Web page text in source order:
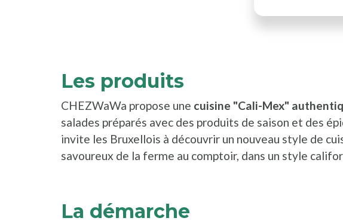
Les produits
CHEZWaWa propose une cuisine "Cali-Mex"
salades préparés avec des produits de saison et des
invite les Bruxellois à découvrir un nouveau style de
savoureux de la ferme au comptoir, dans un style
La démarche